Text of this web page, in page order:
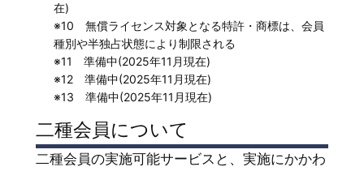
在)
※10 無償ライセンス対象となる特許・商標は、会員
種別や半独占状態により制限される
※11 準備中(2025年11月現在)
※12 準備中(2025年11月現在)
※13 準備中(2025年11月現在)
二種会員について
二種会員の実施可能サービスと、実施にかかわ